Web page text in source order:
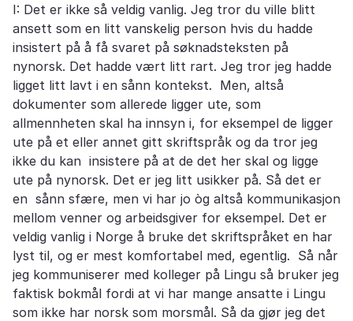
I: Det er ikke så veldig vanlig. Jeg tror du ville blitt
ansett som en litt vanskelig person hvis du hadde
insistert på å få svaret på søknadsteksten på
nynorsk. Det hadde vært litt rart. Jeg tror jeg hadde
ligget litt lavt i en sånn kontekst. Men, altså
dokumenter som allerede ligger ute, som
allmennheten skal ha innsyn i, for eksempel de ligger
ute på et eller annet gitt skriftspråk og da tror jeg
ikke du kan insistere på at de det her skal og ligge
ute på nynorsk. Det er jeg litt usikker på. Så det er
en sånn sfære, men vi har jo òg altså kommunikasjon
mellom venner og arbeidsgiver for eksempel. Det er
veldig vanlig i Norge å bruke det skriftspråket en har
lyst til, og er mest komfortabel med, egentlig. Så når
jeg kommuniserer med kolleger på Lingu så bruker jeg
faktisk bokmål fordi at vi har mange ansatte i Lingu
som ikke har norsk som morsmål. Så da gjør jeg det